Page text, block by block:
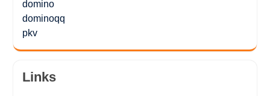
domino
dominoqq
pkv
Links